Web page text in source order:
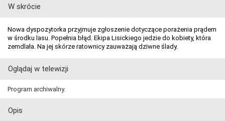
W skrócie
Nowa dyspozytorka przyjmuje zgłoszenie dotyczące porażenia prądem
w środku lasu. Popełnia błąd. Ekipa Lisickiego jedzie do kobiety, która
zemdlała. Na jej skórze ratownicy zauważają dziwne ślady.
Oglądaj w telewizji
Program archiwalny.
Opis